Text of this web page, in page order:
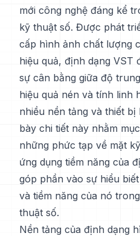
mới công nghệ đáng kể
kỹ thuật số. Được phát
cấp hình ảnh chất lượng
hiệu quả, định dạng VST
sự cân bằng giữa độ
hiệu quả nén và tính linh
nhiều nền tảng và thiết
bày chi tiết này nhằm
những phức tạp về mặt
ứng dụng tiềm năng của
góp phần vào sự hiểu
và tiềm năng của nó
thuật số.
Nền tảng của định dạng